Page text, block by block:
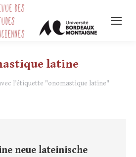
latine
l’étiquette "onomastique latine"
neue lateinische